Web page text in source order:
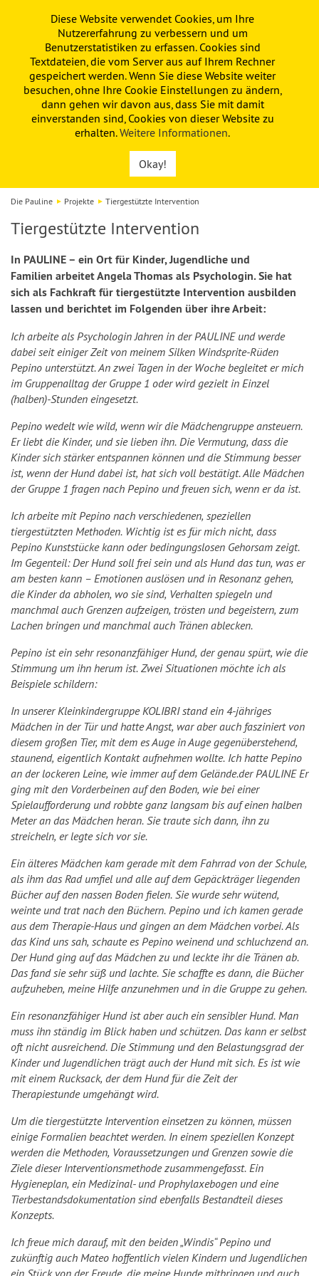
PAULINE KITA FÖRDERVEREIN
Die Pauline Projekte Tiergestützte Intervention
Tiergestützte Intervention
In PAULINE – ein Ort für Kinder, Jugendliche und
Familien arbeitet Angela Thomas als Psychologin. Sie hat
sich als Fachkraft für tiergestützte Intervention ausbilden
lassen und berichtet im Folgenden über ihre Arbeit:
Ich arbeite als Psychologin Jahren in der PAULINE und werde
dabei seit einiger Zeit von meinem Silken Windsprite-Rüden
Pepino unterstützt. An zwei Tagen in der Woche begleitet er mich
im Gruppenalltag der Gruppe 1 oder wird gezielt in Einzel
(halben)-Stunden eingesetzt.
Pepino wedelt wie wild, wenn wir die Mädchengruppe ansteuern.
Er liebt die Kinder, und sie lieben ihn. Die Vermutung, dass die
Kinder sich stärker entspannen können und die Stimmung besser
ist, wenn der Hund dabei ist, hat sich voll bestätigt. Alle Mädchen
der Gruppe 1 fragen nach Pepino und freuen sich, wenn er da ist.
Ich arbeite mit Pepino nach verschiedenen, speziellen
tiergestützten Methoden. Wichtig ist es für mich nicht, dass
Pepino Kunststücke kann oder bedingungslosen Gehorsam zeigt.
Im Gegenteil: Der Hund soll frei sein und als Hund das tun, was er
am besten kann – Emotionen auslösen und in Resonanz gehen,
die Kinder da abholen, wo sie sind, Verhalten spiegeln und
manchmal auch Grenzen aufzeigen, trösten und begeistern, zum
Lachen bringen und manchmal auch Tränen ablecken.
Pepino ist ein sehr resonanzfähiger Hund, der genau spürt, wie die
Stimmung um ihn herum ist. Zwei Situationen möchte ich als
Beispiele schildern:
In unserer Kleinkindergruppe KOLIBRI stand ein 4-jähriges
Mädchen in der Tür und hatte Angst, war aber auch fasziniert von
diesem großen Tier, mit dem es Auge in Auge gegenüberstehend,
staunend, eigentlich Kontakt aufnehmen wollte. Ich hatte Pepino
an der lockeren Leine, wie immer auf dem Gelände.der PAULINE Er
ging mit den Vorderbeinen auf den Boden, wie bei einer
Spielaufforderung und robbte ganz langsam bis auf einen halben
Meter an das Mädchen heran. Sie traute sich dann, ihn zu
streicheln, er legte sich vor sie.
Ein älteres Mädchen kam gerade mit dem Fahrrad von der Schule,
als ihm das Rad umfiel und alle auf dem Gepäckträger liegenden
Bücher auf den nassen Boden fielen. Sie wurde sehr wütend,
weinte und trat nach den Büchern. Pepino und ich kamen gerade
aus dem Therapie-Haus und gingen an dem Mädchen vorbei. Als
das Kind uns sah, schaute es Pepino weinend und schluchzend an.
Der Hund ging auf das Mädchen zu und leckte ihr die Tränen ab.
Das fand sie sehr süß und lachte. Sie schaffte es dann, die Bücher
aufzuheben, meine Hilfe anzunehmen und in die Gruppe zu gehen.
Ein resonanzfähiger Hund ist aber auch ein sensibler Hund. Man
muss ihn ständig im Blick haben und schützen. Das kann er selbst
oft nicht ausreichend. Die Stimmung und den Belastungsgrad der
Kinder und Jugendlichen trägt auch der Hund mit sich. Es ist wie
mit einem Rucksack, der dem Hund für die Zeit der
Therapiestunde umgehängt wird.
Um die tiergestützte Intervention einsetzen zu können, müssen
einige Formalien beachtet werden. In einem speziellen Konzept
werden die Methoden, Voraussetzungen und Grenzen sowie die
Ziele dieser Interventionsmethode zusammengefasst. Ein
Hygieneplan, ein Medizinal- und Prophylaxebogen und eine
Tierbestandsdokumentation sind ebenfalls Bestandteil dieses
Konzepts.
Ich freue mich darauf, mit den beiden „Windis“ Pepino und
zukünftig auch Mateo hoffentlich vielen Kindern und Jugendlichen
ein Stück von der Freude, die meine Hunde mitbringen und auch
Diese Website verwendet Cookies, um Ihre
Nutzererfahrung zu verbessern und um
Benutzerstatistiken zu erfassen. Cookies sind
Textdateien, die vom Server aus auf Ihrem Rechner
gespeichert werden. Wenn Sie diese Website weiter
besuchen, ohne Ihre Cookie Einstellungen zu ändern,
dann gehen wir davon aus, dass Sie mit damit
einverstanden sind, Cookies von dieser Website zu
erhalten.Weitere Informationen.
Okay!